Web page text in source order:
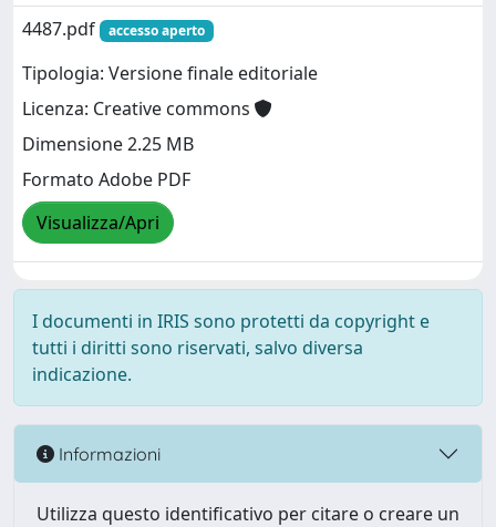
4487.pdf
accesso aperto
Tipologia: Versione finale editoriale
Licenza: Creative commons
Dimensione 2.25 MB
Formato Adobe PDF
Visualizza/Apri
I documenti in IRIS sono protetti da copyright e
tutti i diritti sono riservati, salvo diversa
indicazione.
Informazioni
Utilizza questo identificativo per citare o creare un